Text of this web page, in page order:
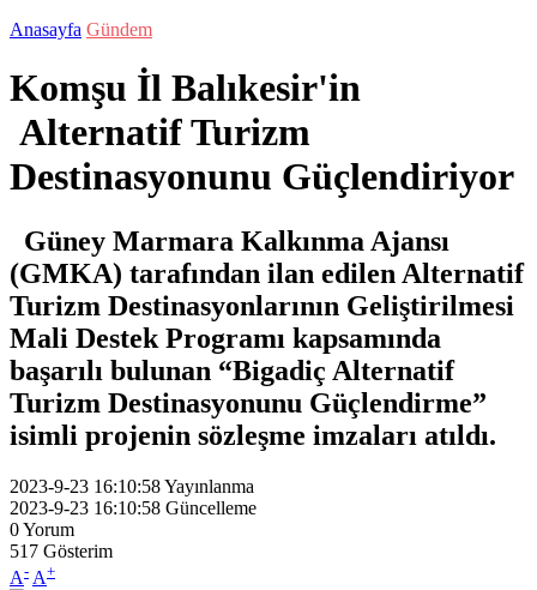
Anasayfa Gündem
Komşu İl Balıkesir'in
Alternatif Turizm
Destinasyonunu Güçlendiriyor
Güney Marmara Kalkınma Ajansı
(GMKA) tarafından ilan edilen Alternatif
Turizm Destinasyonlarının Geliştirilmesi
Mali Destek Programı kapsamında
başarılı bulunan “Bigadiç Alternatif
Turizm Destinasyonunu Güçlendirme”
isimli projenin sözleşme imzaları atıldı.
2023-9-23 16:10:58Yayınlanma
2023-9-23 16:10:58 Güncelleme
0Yorum
517 Gösterim
A- A+